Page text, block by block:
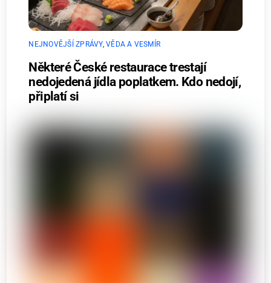
NEJNOVĚJŠÍ ZPRÁVY,VĚDA A VESMÍR
Některé České restaurace trestají
nedojedená jídla poplatkem. Kdo nedojí,
připlatí si